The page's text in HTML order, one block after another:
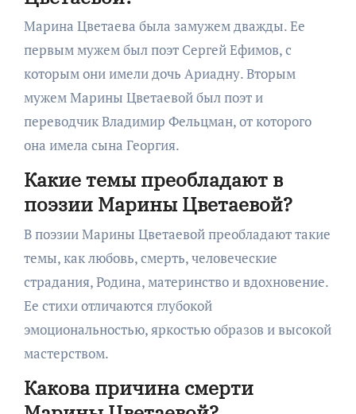
Марина Цветаева была замужем дважды. Ее
первым мужем был поэт Сергей Ефимов, с
которым они имели дочь Ариадну. Вторым
мужем Марины Цветаевой был поэт и
переводчик Владимир Фельцман, от которого
она имела сына Георгия.
Какие темы преобладают в
поэзии Марины Цветаевой?
В поэзии Марины Цветаевой преобладают такие
темы, как любовь, смерть, человеческие
страдания, Родина, материнство и вдохновение.
Ее стихи отличаются глубокой
эмоциональностью, яркостью образов и высокой
мастерством.
Какова причина смерти